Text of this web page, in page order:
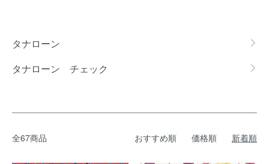
タナローン
タナローン チェック
全67商品 おすすめ順 価格順 新着順